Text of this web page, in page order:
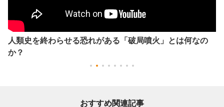
人類史を終わらせる恐れがある「破局噴火」とは何なの
か？
おすすめ関連記事